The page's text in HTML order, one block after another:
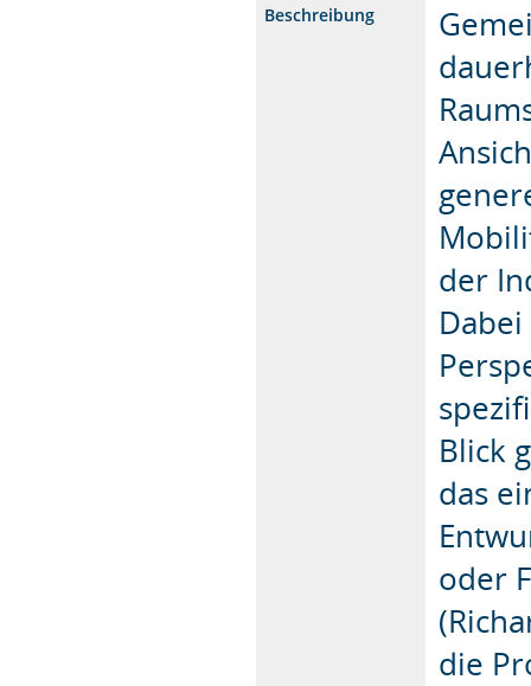
Beschreibung
der
Blick
das
oder
die